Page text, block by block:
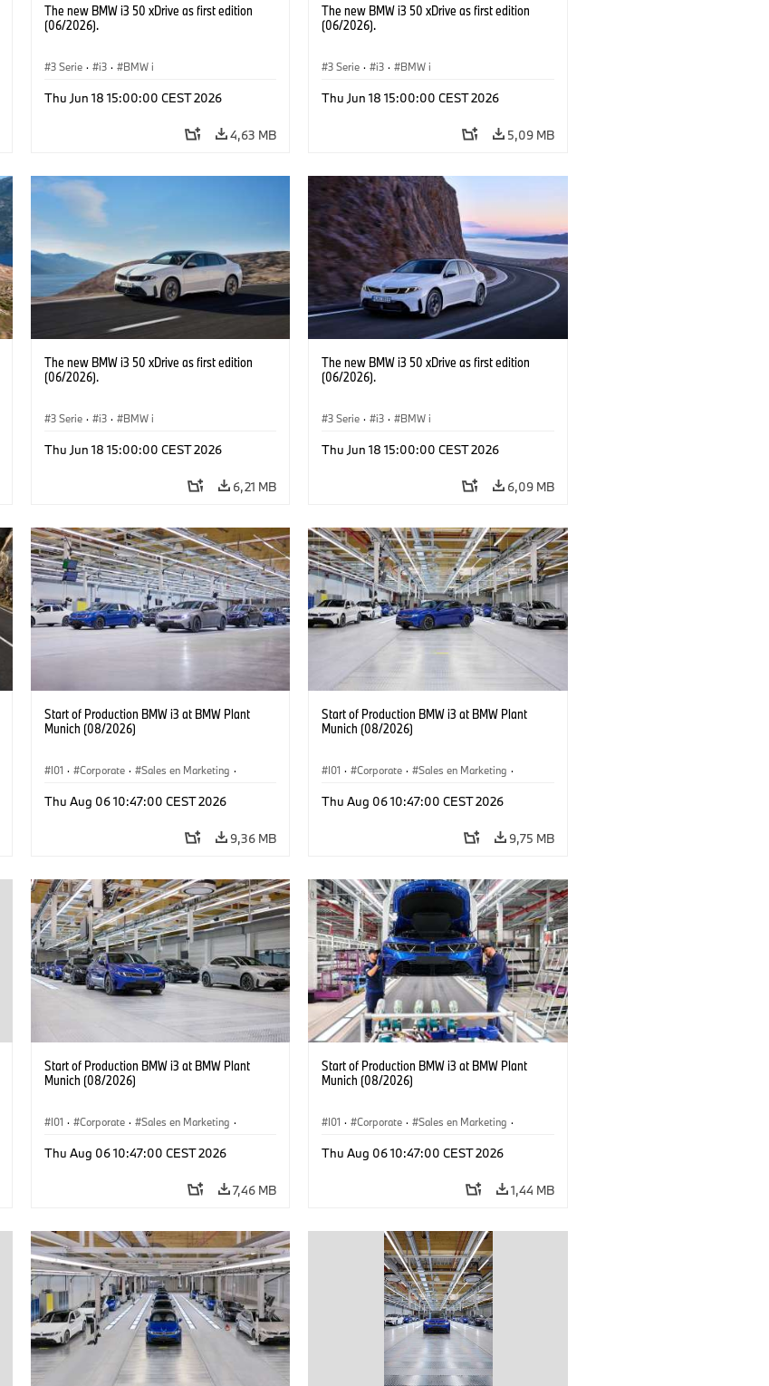
The new BMW i3 50 xDrive as first edition
(06/2026).
3 Serie · i3 · BMW i
Thu Jun 18 15:00:00 CEST 2026
4,63 MB
The new BMW i3 50 xDrive as first edition
(06/2026).
3 Serie · i3 · BMW i
Thu Jun 18 15:00:00 CEST 2026
5,09 MB
The new BMW i3 50 xDrive as first edition
(06/2026).
3 Serie · i3 · BMW i
Thu Jun 18 15:00:00 CEST 2026
6,21 MB
The new BMW i3 50 xDrive as first edition
(06/2026).
3 Serie · i3 · BMW i
Thu Jun 18 15:00:00 CEST 2026
6,09 MB
Start of Production BMW i3 at BMW Plant
Munich (08/2026)
I01 · Corporate · Sales en Marketing ·
Thu Aug 06 10:47:00 CEST 2026
9,36 MB
Start of Production BMW i3 at BMW Plant
Munich (08/2026)
I01 · Corporate · Sales en Marketing ·
Thu Aug 06 10:47:00 CEST 2026
9,75 MB
Start of Production BMW i3 at BMW Plant
Munich (08/2026)
I01 · Corporate · Sales en Marketing ·
Thu Aug 06 10:47:00 CEST 2026
7,46 MB
Start of Production BMW i3 at BMW Plant
Munich (08/2026)
I01 · Corporate · Sales en Marketing ·
Thu Aug 06 10:47:00 CEST 2026
1,44 MB